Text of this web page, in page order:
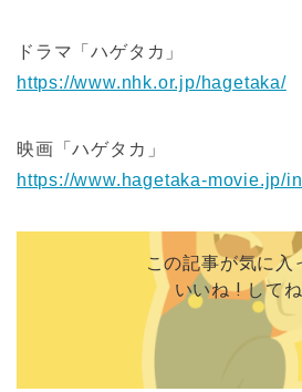
ドラマ「ハゲタカ」
https://www.nhk.or.jp/hagetaka/
映画「ハゲタカ」
https://www.hagetaka-movie.jp/
この記事が気に入
いいね ! してね